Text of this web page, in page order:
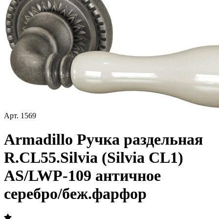
Арт. 1569
Armadillo Ручка раздельная
R.CL55.Silvia (Silvia CL1)
AS/LWP-109 античное
серебро/беж.фарфор